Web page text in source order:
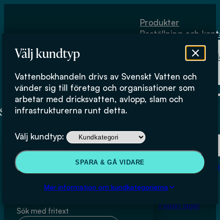
Välj kundtyp
Vattenbokhandeln drivs av Svenskt Vatten och
vänder sig till företag och organisationer som
arbetar med dricksvatten, avlopp, slam och
infrastrukturerna runt detta.
Välj kundtyp:
SPARA & GÅ VIDARE
Mer information om kundkategorierna
Produkter
Beställning och
Fysiskt lager
Beställning och kontakt
Om
Köpvillkor
Fysiskt lager
**Hulteberg Chemistry and
Engineering)
Sök & filtrera
Sök med fritext